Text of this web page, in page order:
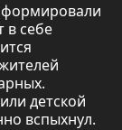
в себе
детской
вспыхнул.